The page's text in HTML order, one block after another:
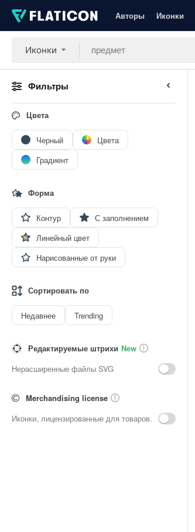
Авторы Иконки
Иконки
Фильтры
Цвета
Черный
Цвета
Градиент
Форма
Контур
С заполнением
Линейный цвет
Нарисованные от руки
Сортировать по
Недавнее Trending
Редактируемые штрихи New
Нерасширенные файлы SVG
Merchandising license
Иконки, лицензированные для товаров.